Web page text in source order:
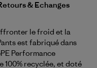
& Echanges
le froid et la
est fabriqué dans
Performance
100% recyclée, et doté